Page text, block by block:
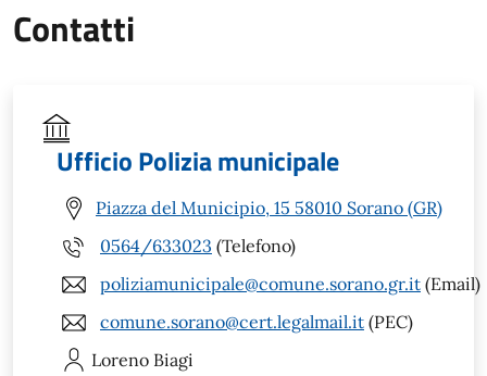
Contatti
Ufficio Polizia municipale
Piazza del Municipio, 15 58010 Sorano (GR)
0564/633023 (Telefono)
poliziamunicipale@comune.sorano.gr.it (Email)
comune.sorano@cert.legalmail.it (PEC)
Loreno Biagi